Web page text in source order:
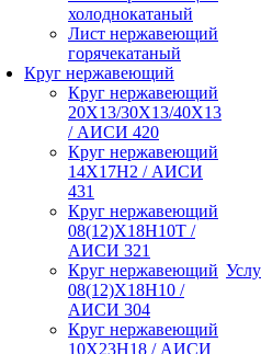
холоднокатаный
Лист нержавеющий
горячекатаный
Круг нержавеющий
Круг нержавеющий
20Х13/30Х13/40Х13
/ АИСИ 420
Круг нержавеющий
14Х17Н2 / АИСИ
431
Круг нержавеющий
08(12)Х18Н10Т /
АИСИ 321
Круг нержавеющий
08(12)Х18Н10 /
АИСИ 304
Круг нержавеющий
10Х23Н18 / АИСИ